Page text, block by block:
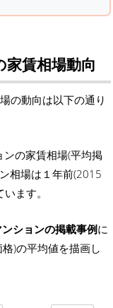
賃相場動向
の動向は以下の通り
の家賃相場(平均掲
相場は１年前(2015
ます。
ションの掲載事例に
)の平均値を描画し